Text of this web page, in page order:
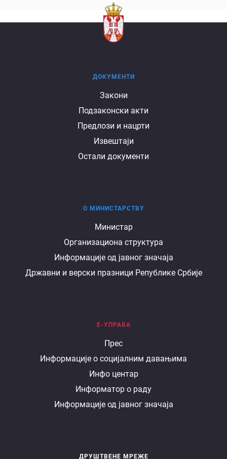
ДОКУМЕНТИ
Закони
Подзаконски акти
Предлози и нацрти
Извештаји
Остали документи
министарству
О МИНИСТАРСТВУ
Министар
Организациона структура
Информације од јавног значаја
Државни и верски празници Републике Србије
Е-УПРАВА
Прес
Информације о социјалним давањима
Инфо центар
Информатор о раду
Информације од јавног значаја
ДРУШТВЕНЕ МРЕЖЕ